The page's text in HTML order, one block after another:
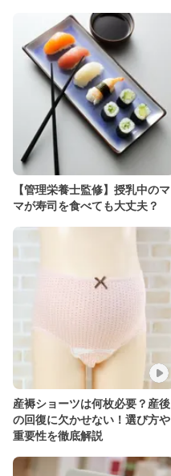
【管理栄養士監修】授乳中のマ
マが寿司を食べても大丈夫？
産褥ショーツは何枚必要？産後
の回復に欠かせない！選び方や
重要性を徹底解説